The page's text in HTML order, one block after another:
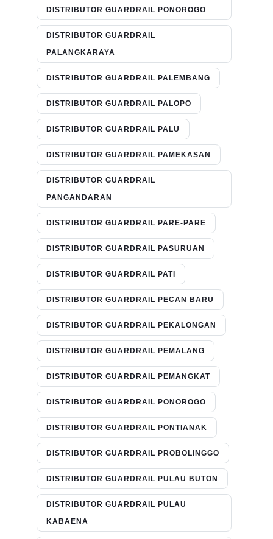
DISTRIBUTOR GUARDRAIL PONOROGO
DISTRIBUTOR GUARDRAIL
PALANGKARAYA
DISTRIBUTOR GUARDRAIL PALEMBANG
DISTRIBUTOR GUARDRAIL PALOPO
DISTRIBUTOR GUARDRAIL PALU
DISTRIBUTOR GUARDRAIL PAMEKASAN
DISTRIBUTOR GUARDRAIL
PANGANDARAN
DISTRIBUTOR GUARDRAIL PARE-PARE
DISTRIBUTOR GUARDRAIL PASURUAN
DISTRIBUTOR GUARDRAIL PATI
DISTRIBUTOR GUARDRAIL PECAN BARU
DISTRIBUTOR GUARDRAIL PEKALONGAN
DISTRIBUTOR GUARDRAIL PEMALANG
DISTRIBUTOR GUARDRAIL PEMANGKAT
DISTRIBUTOR GUARDRAIL PONOROGO
DISTRIBUTOR GUARDRAIL PONTIANAK
DISTRIBUTOR GUARDRAIL PROBOLINGGO
DISTRIBUTOR GUARDRAIL PULAU BUTON
DISTRIBUTOR GUARDRAIL PULAU
KABAENA